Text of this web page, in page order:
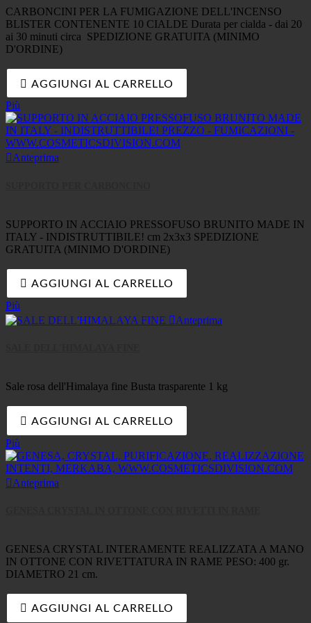
CARBONCINI PER LA FUMIGAZIONE DELL'INCENSO
BLISTER CONTENENTE 10 CIALDE Durata per cialda - dai 20
ai 30 minuti circa SPEDIZIONE GRATUITA (MINIMO
D'ORDINE)
AGGIUNGI AL CARRELLO
Più
Anteprima
SUPPORTO IN ACCIAIO PRESSOFUSO BRUNITO MADE IN
ITALY - INDISTRUTTIBILE! cm 2x3x3 SPEDIZIONE
GRATUITA (MINIMO D'ORDINE)
 AGGIUNGI AL CARRELLO
Più
Anteprima
Sale rosa dell'Himalaya fine Busta trasparente 1 kg
AGGIUNGI AL CARRELLO
Più
Anteprima
GENESA CRYSTAL INTERAMENTE REALIZZATA A MANO
IN OTTONE CON RIVETTATURA IN RAME PESO: 400 gr.
DIAMETRO 21 cm.
 AGGIUNGI AL CARRELLO